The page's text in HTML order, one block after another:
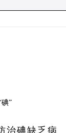
”
治碘缺乏病